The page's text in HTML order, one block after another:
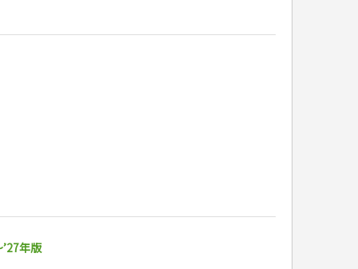
年版